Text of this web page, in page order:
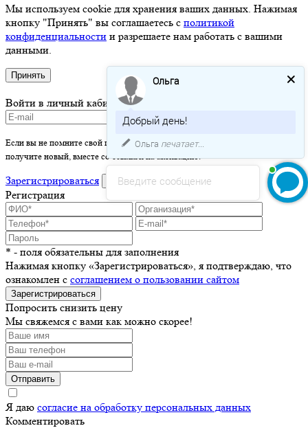
Мы используем cookie для хранения ваших данных. Нажимая
кнопку "Принять" вы соглашаетесь с политикой
конфиденциальности и разрешаете нам работать с вашими
данными.
Принять
Войти в личный кабинет
Если вы не помните свой пароль - просто оставьте это поле пустым и вы
получите новый, вместе со ссылкой на активацию.
Зарегистрироваться войти
Регистрация
* - поля обязательны для заполнения
Нажимая кнопку «Зарегистрироваться», я подтверждаю, что
ознакомлен с соглашением о пользовании сайтом
Зарегистрироваться
Попросить снизить цену
Мы свяжемся с вами как можно скорее!
Отправить
Я даю согласие на обработку персональных данных
Комментировать
Введите сообщение
Ольга
Добрый день!
Ольга печатает...